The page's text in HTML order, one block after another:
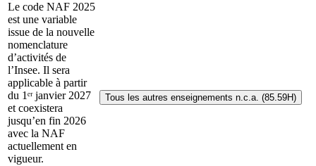
Le code NAF 2025
est une variable
issue de la nouvelle
nomenclature
d’activités de
l’Insee. Il sera
applicable à partir
du 1ᵉʳ janvier 2027
et coexistera
jusqu’en fin 2026
avec la NAF
actuellement en
vigueur.
Tous les autres enseignements n.c.a. (85.59H)